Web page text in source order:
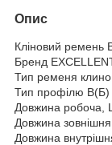
Опис
Кліновий ремень
Бренд
Тип ременя
Тип профілю B(Б)
Довжина робоча,
Довжина
Довжина